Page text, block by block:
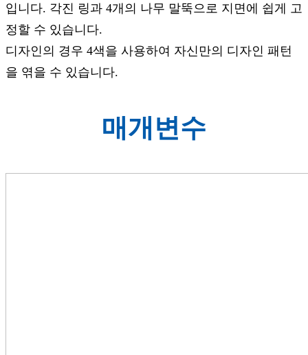
입니다. 각진 링과 4개의 나무 말뚝으로 지면에 쉽게 고
정할 수 있습니다.
디자인의 경우 4색을 사용하여 자신만의 디자인 패턴
을 엮을 수 있습니다.
매개변수